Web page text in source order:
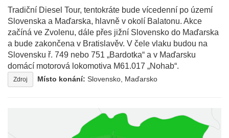
Tradiční Diesel Tour, tentokráte bude vícedenní po území
Slovenska a Maďarska, hlavně v okolí Balatonu. Akce
začíná ve Zvolenu, dále přes jižní Slovensko do Maďarska
a bude zakončena v Bratislavěv. V čele vlaku budou na
Slovensku ř. 749 nebo 751 „Bardotka“ a v Maďarsku
domácí motorová lokomotiva M61.017 „Nohab“.
Zdroj Místo konání: Slovensko, Maďarsko